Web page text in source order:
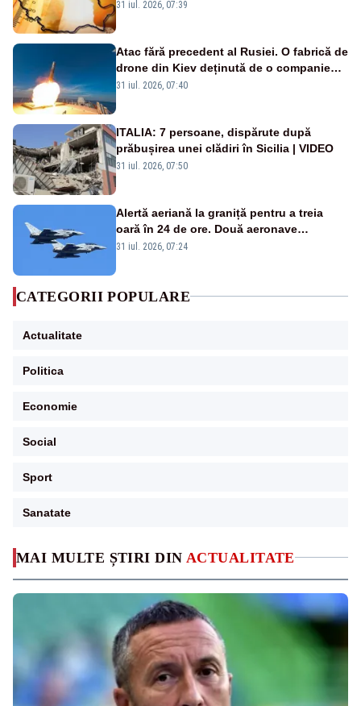
MAI MULTE ȘTIRI DIN ACTUALITATE
de grade, iar nopțile devin tropicale
31 iul. 2026, 07:39
Atac fără precedent al Rusiei. O fabrică de
drone din Kiev deținută de o companie
americană, distrusă de o rachetă
31 iul. 2026, 07:40
ITALIA: 7 persoane, dispărute după
prăbușirea unei clădiri în Sicilia | VIDEO
31 iul. 2026, 07:50
Alertă aeriană la graniță pentru a treia
oară în 24 de ore. Două aeronave
Eurofighter britanice au fost ridicate de la
31 iul. 2026, 07:24
CATEGORII POPULARE
Actualitate
Politica
Economie
Social
Sport
Sanatate